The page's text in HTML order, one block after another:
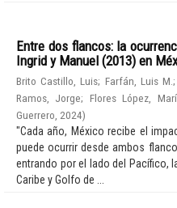
Entre dos flancos: la
Ingrid y Manuel (2013) en
Brito Castillo, Luis; Farfán, Luis M.
Ramos, Jorge; Flores López,
Guerrero 2024)
"Cada año, México recibe el
puede ocurrir desde ambos
entrando por el lado del Pacífico,
Caribe y Golfo de ...